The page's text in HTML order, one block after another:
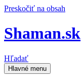
Preskočiť na obsah
Shaman.sk
Hľadať
Hlavné menu